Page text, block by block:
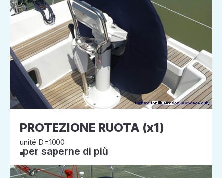
PROTEZIONE RUOTA (x1)
unité D=1000
per saperne di più